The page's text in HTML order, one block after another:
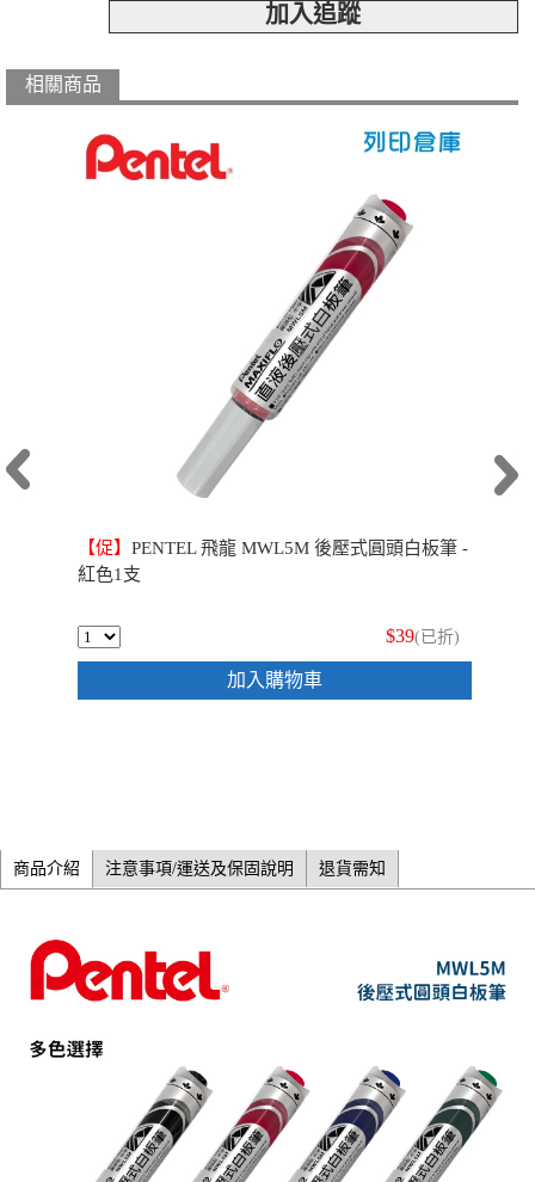
加入追蹤
相關商品
【促】 PENTEL 飛龍 MWL5M 後壓式圓頭白板筆 -
紅色1支
$39(已折)
加入購物車
商品介紹 注意事項/運送及保固說明 退貨需知